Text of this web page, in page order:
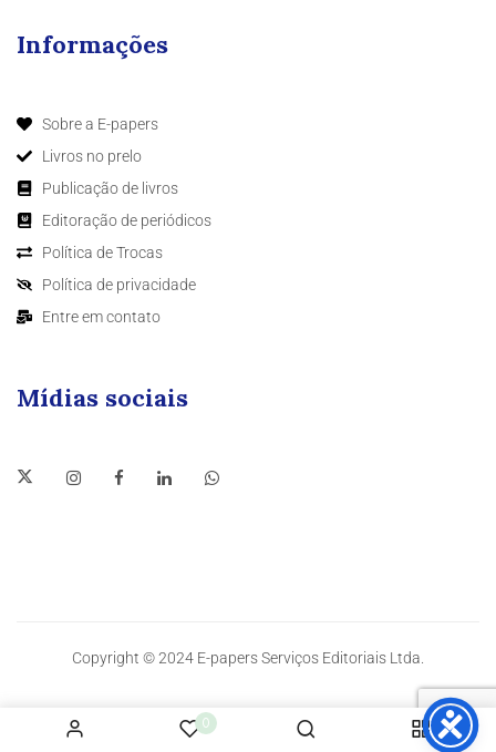
0
Informações
Sobre a E-papers
Livros no prelo
Publicação de livros
Editoração de periódicos
Política de Trocas
Política de privacidade
Entre em contato
Mídias sociais
Copyright © 2024 E-papers Serviços Editoriais Ltda.